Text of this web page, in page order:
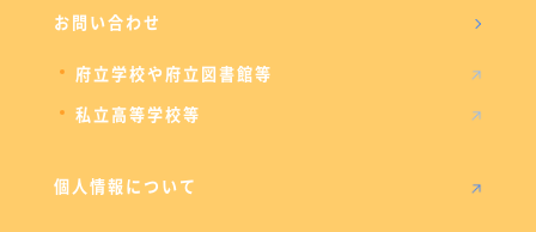
お問い合わせ
府立学校や府立図書館等
私立高等学校等
個人情報について